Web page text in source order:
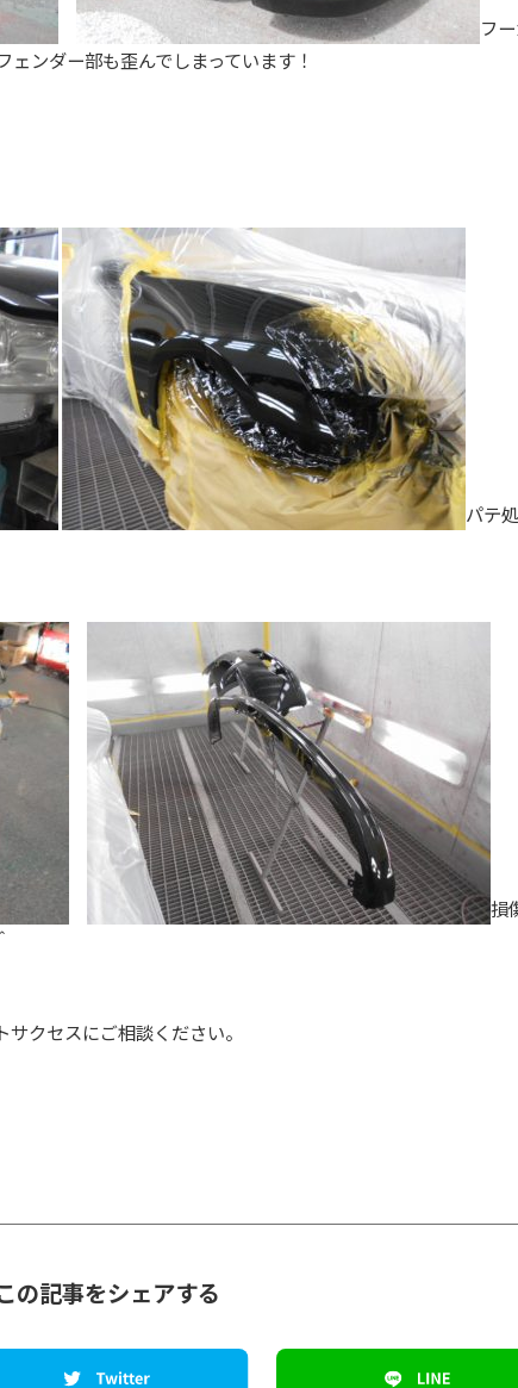
フ
ンダー部も歪んでしまっています！
パテ
損
クセスにご相談ください。
の記事をシェアする